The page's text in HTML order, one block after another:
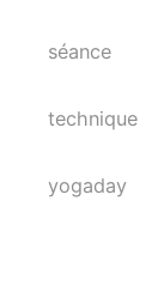
séance
technique
yogaday